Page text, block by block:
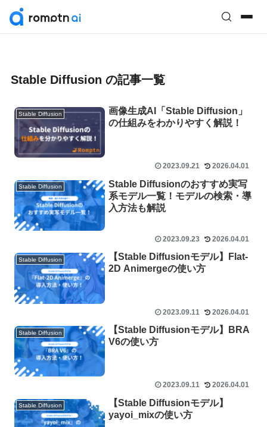
Stable Diffusion の記事一覧
Stable Diffusion
画像生成AI「Stable Diffusion」
の仕組みをわかりやすく解説！
2023.09.21 2026.04.01
Stable Diffusion
Stable Diffusionのおすすめ実写
系モデル一覧！モデルの検索・導
入方法も解説
2023.09.23 2026.04.01
Stable Diffusion
【Stable Diffusionモデル】Flat-
2D Animergeの使い方
2023.09.11 2026.04.01
Stable Diffusion
【Stable Diffusionモデル】BRA
V6の使い方
2023.09.11 2026.04.01
Stable Diffusion
【Stable Diffusionモデル】
yayoi_mixの使い方